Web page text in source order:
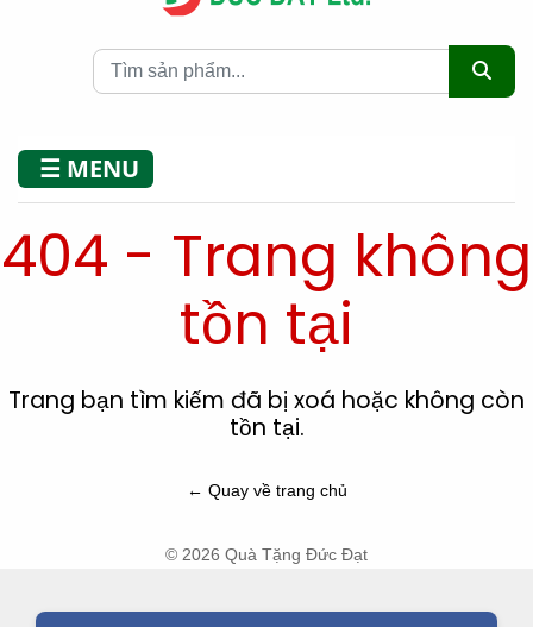
☰ MENU
404 - Trang không
tồn tại
Trang bạn tìm kiếm đã bị xoá hoặc không còn
tồn tại.
← Quay về trang chủ
© 2026 Quà Tặng Đức Đạt